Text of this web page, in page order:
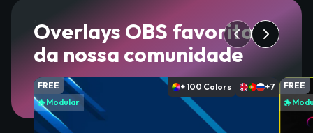
Overlays OBS favoritos
da nossa comunidade
FREE
Modular
+ 100 Colors +7
FREE